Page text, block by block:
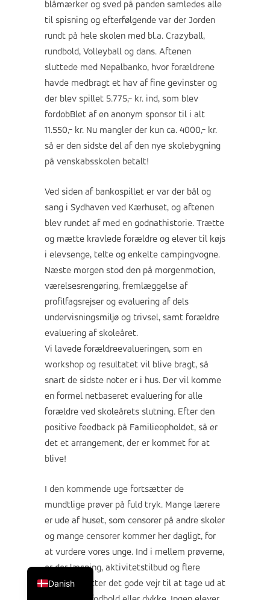
blåmærker og sved på panden samledes alle
til spisning og efterfølgende var der Jorden
rundt på hele skolen med bl.a. Crazyball,
rundbold, Volleyball og dans. Aftenen
sluttede med Nepalbanko, hvor forældrene
havde medbragt et hav af fine gevinster og
der blev spillet 5.775,- kr. ind, som blev
fordobBlet af en anonym sponsor til i alt
11.550,- kr. Nu mangler der kun ca. 4000,- kr.
så er den sidste del af den nye skolebygning
på venskabsskolen betalt!
Ved siden af bankospillet er var der bål og
sang i Sydhaven ved Kærhuset, og aftenen
blev rundet af med en godnathistorie. Trætte
og mætte kravlede forældre og elever til køjs
i elevsenge, telte og enkelte campingvogne.
Næste morgen stod den på morgenmotion,
værelsesrengøring, fremlæggelse af
profilfagsrejser og evaluering af dels
undervisningsmiljø og trivsel, samt forældre
evaluering af skoleåret.
Vi lavede forældreevalueringen, som en
workshop og resultatet vil blive bragt, så
snart de sidste noter er i hus. Der vil komme
en formel netbaseret evaluering for alle
forældre ved skoleårets slutning. Efter den
positive feedback på Familieopholdet, så er
det et arrangement, der er kommet for at
blive!
I den kommende uge fortsætter de
mundtlige prøver på fuld tryk. Mange lærere
er ude af huset, som censorer på andre skoler
og mange censorer kommer her dagligt, for
at vurdere vores unge. Ind i mellem prøverne,
er der læsning, aktivitetstilbud og flere
elever benytter det gode vejr til at tage ud at
Danish
English